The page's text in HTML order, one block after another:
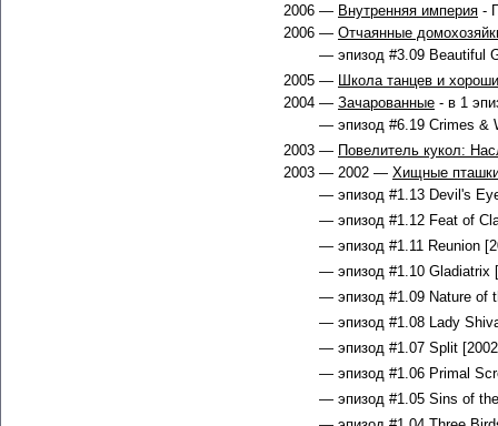
2006 — Внутренняя империя -
2006 — Отчаянные
— эпизод #3.09 Beautiful
2005 — Школа танцев и
2004 — Зачарованные - в 1
— эпизод #6.19 Crimes &
2003 — Повелитель кукол:
2003 — 2002 — Хищные
— эпизод #1.13 Devil's
— эпизод #1.12 Feat of
— эпизод #1.11 Reunion
— эпизод #1.10 Gladiatrix
— эпизод #1.09 Nature of
— эпизод #1.08 Lady
— эпизод #1.07 Split
— эпизод #1.06 Primal
— эпизод #1.05 Sins of